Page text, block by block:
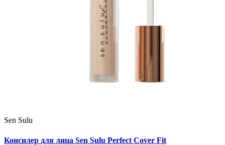
Sen Sulu
Консилер для лица Sen Sulu Perfect Cover Fit